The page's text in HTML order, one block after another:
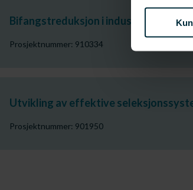
Bifangstreduksjon i industritråling
Prosjektnummer: 910334
Utvikling av effektive
Prosjektnummer: 901950